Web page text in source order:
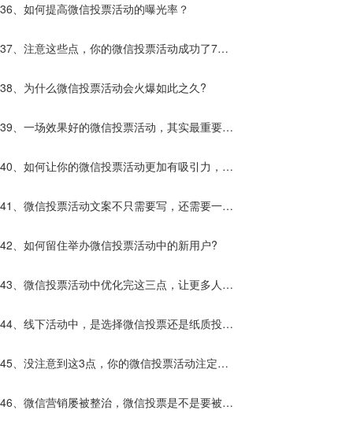
36、如何提高微信投票活动的曝光率？
37、注意这些点，你的微信投票活动成功了7
0%！
38、为什么微信投票活动会火爆如此之久?
39、一场效果好的微信投票活动，其实最重要的
原因的是它。
40、如何让你的微信投票活动更加有吸引力，让
更多的人参加活动！
41、微信投票活动文案不只需要写，还需要一些
助力策列，才能让活动更加完美！
42、如何留住举办微信投票活动中的新用户?
43、微信投票活动中优化完这三点，让更多人参
与活动！
44、线下活动中，是选择微信投票还是纸质投票
呢？那种更好？
45、没注意到这3点，你的微信投票活动注定效
果不好！
46、微信营销屡被整治，微信投票是不是要被禁